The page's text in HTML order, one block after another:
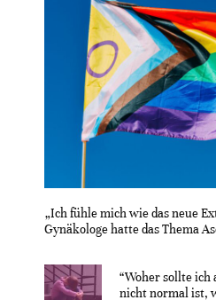
„Ich fühle mich wie das neue
Gynäkologe hatte das Thema
“Woher sollte ich
nicht normal ist,